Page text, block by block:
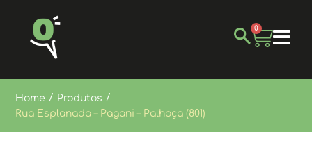
0
Home / Produtos /
Rua Esplanada – Pagani – Palhoça (801)